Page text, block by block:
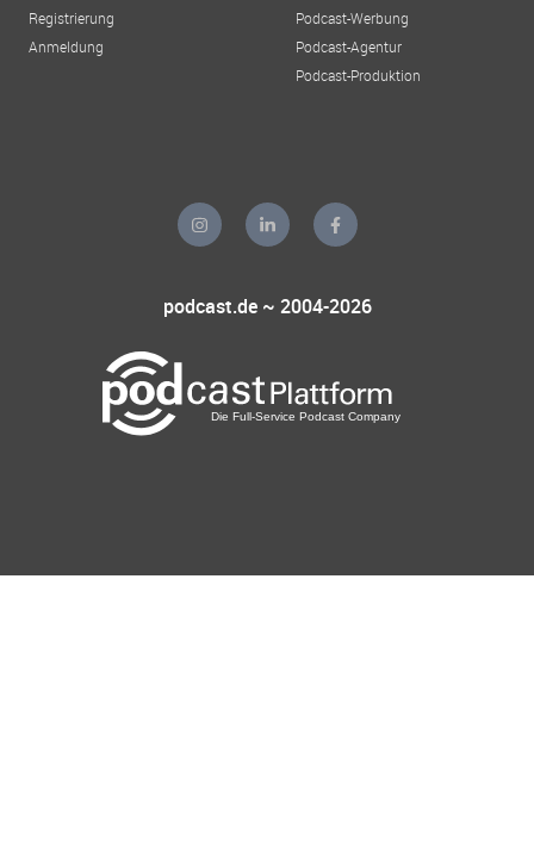
Registrierung
Anmeldung
Podcast-Werbung
Podcast-Agentur
Podcast-Produktion
podcast.de ~ 2004-2026